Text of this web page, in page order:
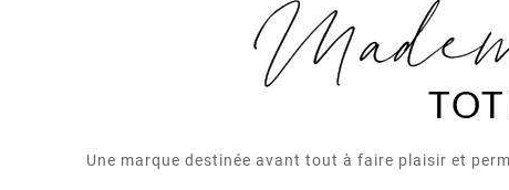
Une marque destinée avant tout à faire plaisir et